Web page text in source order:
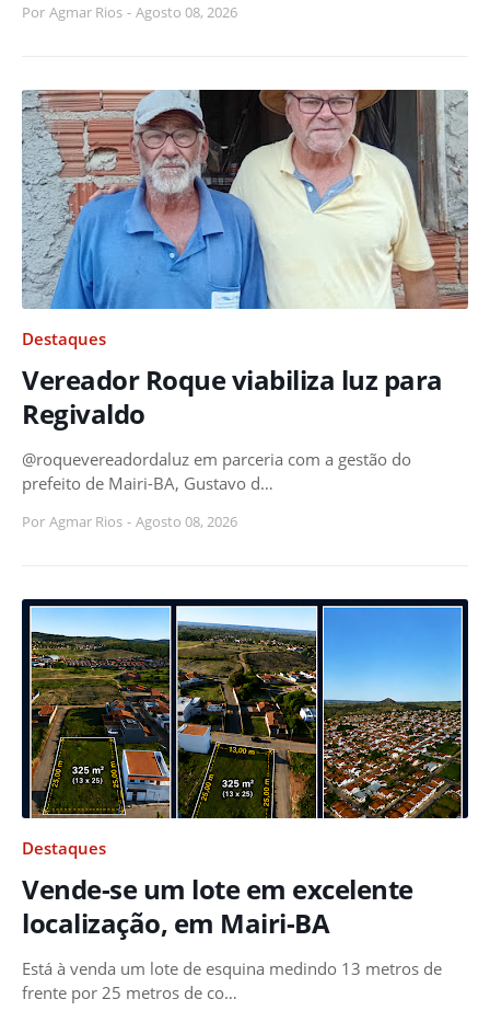
Por Agmar Rios - Agosto 08, 2026
Destaques
Vereador Roque viabiliza luz para
Regivaldo
@roquevereadordaluz em parceria com a gestão do
prefeito de Mairi-BA, Gustavo d…
Por Agmar Rios - Agosto 08, 2026
Destaques
Vende-se um lote em excelente
localização, em Mairi-BA
Está à venda um lote de esquina medindo 13 metros de
frente por 25 metros de co…